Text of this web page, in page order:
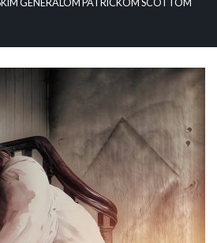
GENERALOM PATRICKOM SCOTTOM